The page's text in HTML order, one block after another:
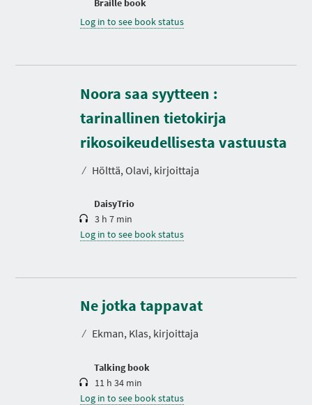
Braille book
Log in to see book status
Noora saa syytteen :
tarinallinen tietokirja
rikosoikeudellisesta vastuusta
⁄ Hölttä, Olavi, kirjoittaja
DaisyTrio
D
u
r
a
i
3 h 7 min
Log in to see book status
Ne jotka tappavat
⁄ Ekman, Klas, kirjoittaja
Talking book
D
r
a
i
11 h 34 min
Log in to see book status